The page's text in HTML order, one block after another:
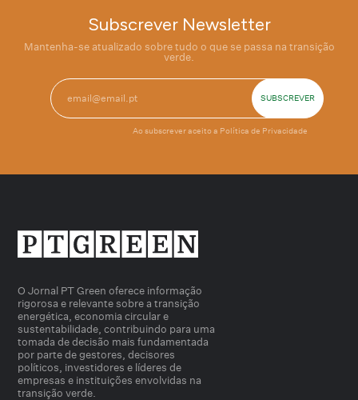
Subscrever Newsletter
Mantenha-se atualizado sobre tudo o que se passa na transição
verde.
Ao subscrever aceito a Política de Privacidade
O Jornal PT Green oferece informação
rigorosa e relevante sobre a transição
energética, economia circular e
sustentabilidade, contribuindo para uma
tomada de decisão mais fundamentada
por parte de gestores, decisores
políticos, investidores e líderes de
empresas e instituições envolvidas na
transição verde.